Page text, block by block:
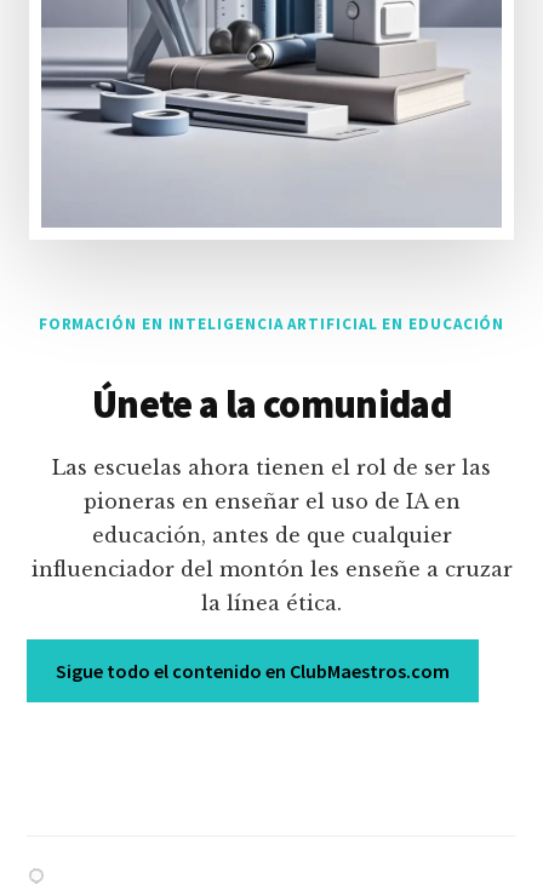
FORMACIÓN EN INTELIGENCIA ARTIFICIAL EN EDUCACIÓN
Únete a la comunidad
Las escuelas ahora tienen el rol de ser las
pioneras en enseñar el uso de IA en
educación, antes de que cualquier
influenciador del montón les enseñe a cruzar
la línea ética.
Sigue todo el contenido en ClubMaestros.com